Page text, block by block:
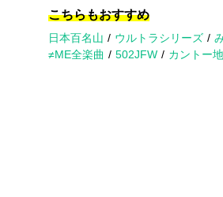
こちらもおすすめ
日本百名山 ウルトラシリーズ
≠ME全楽曲
502JFW カントー